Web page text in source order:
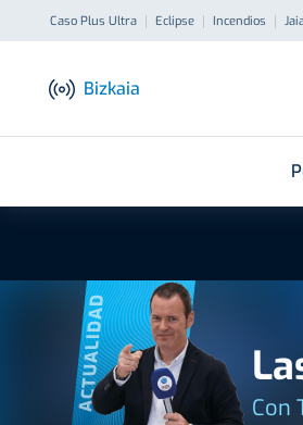
Caso Plus Ultra Eclipse Incendios
Bizkaia
ACTUALIDAD Con